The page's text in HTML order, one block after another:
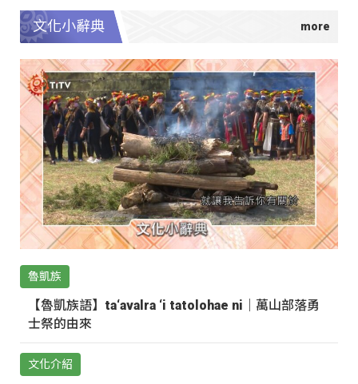
文化小辭典
魯凱族
【魯凱族語】ta‘avalra ‘i tatolohae ni｜萬山部落勇
士祭的由來
文化介紹